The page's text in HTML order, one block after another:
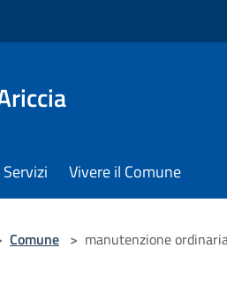
Servizi Vivere il Comune
Comune > manutenzione